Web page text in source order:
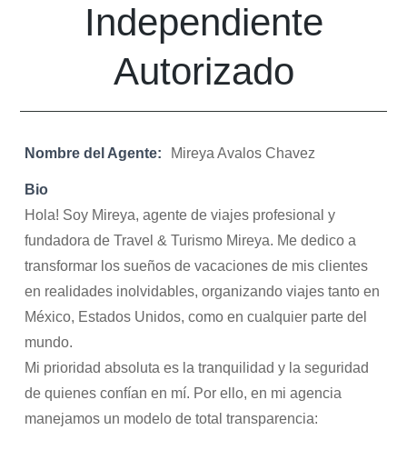
Independiente
Autorizado
Nombre del Agente: Mireya Avalos Chavez
Bio
Hola! Soy Mireya, agente de viajes profesional y
fundadora de Travel & Turismo Mireya. Me dedico a
transformar los sueños de vacaciones de mis clientes
en realidades inolvidables, organizando viajes tanto en
México, Estados Unidos, como en cualquier parte del
mundo.
Mi prioridad absoluta es la tranquilidad y la seguridad
de quienes confían en mí. Por ello, en mi agencia
manejamos un modelo de total transparencia: